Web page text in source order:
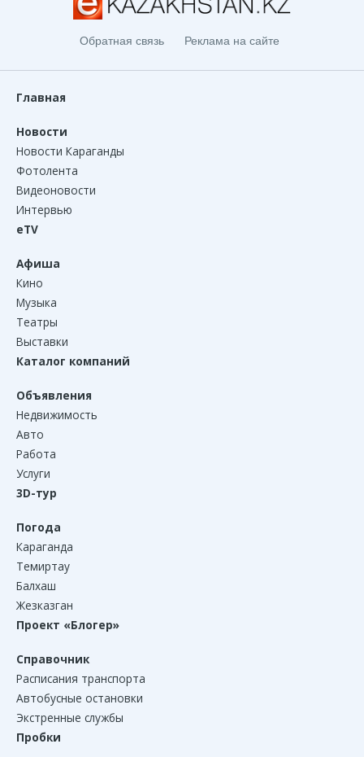
Обратная связь Реклама на сайте
Главная
Новости
Новости Караганды
Фотолента
Видеоновости
Интервью
eTV
Афиша
Кино
Музыка
Театры
Выставки
Каталог компаний
Объявления
Недвижимость
Авто
Работа
Услуги
3D-тур
Погода
Караганда
Темиртау
Балхаш
Жезказган
Проект «Блогер»
Справочник
Расписания транспорта
Автобусные остановки
Экстренные службы
Пробки